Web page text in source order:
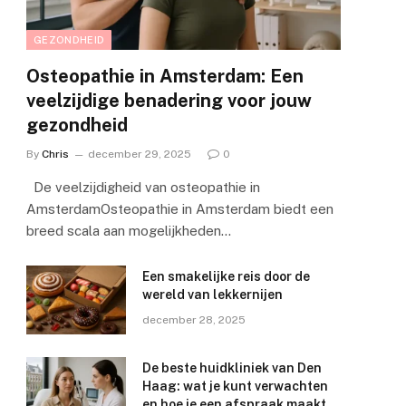
GEZONDHEID
Osteopathie in Amsterdam: Een
veelzijdige benadering voor jouw
gezondheid
By Chris december 29, 2025 0
De veelzijdigheid van osteopathie in
AmsterdamOsteopathie in Amsterdam biedt een
breed scala aan mogelijkheden…
Een smakelijke reis door de
wereld van lekkernijen
december 28, 2025
De beste huidkliniek van Den
Haag: wat je kunt verwachten